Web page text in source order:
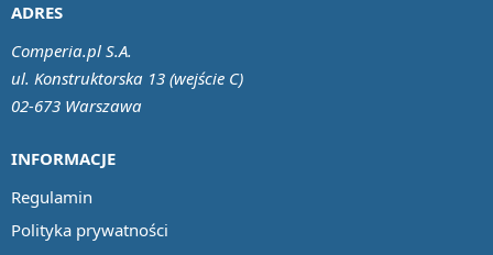
INFORMACJE
Regulamin
Polityka prywatności
ADRES
Comperia.pl S.A.
ul. Konstruktorska 13 (wejście C)
02-673 Warszawa